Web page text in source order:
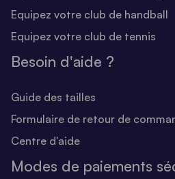
Equipez votre club de handball
Equipez votre club de tennis
Besoin d'aide ?
Guide des tailles
Formulaire de retour de
Centre d'aide
Modes de paiements